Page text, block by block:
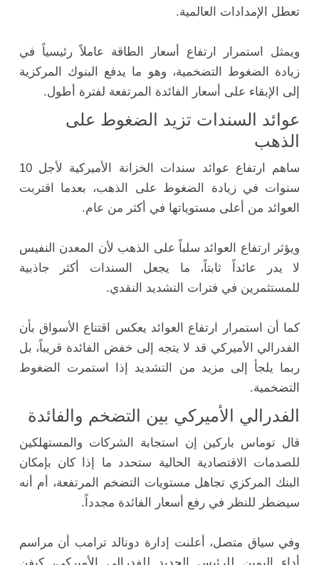
تعطل الإمدادات العالمية.
ويمثل استمرار ارتفاع أسعار الطاقة عاملاً رئيسياً في
زيادة الضغوط التضخمية، وهو ما يدفع البنوك المركزية
إلى الإبقاء على أسعار الفائدة المرتفعة لفترة أطول.
عوائد السندات تزيد الضغوط على
الذهب
ساهم ارتفاع عوائد سندات الخزانة الأميركية لأجل 10
سنوات في زيادة الضغوط على الذهب، بعدما اقتربت
العوائد من أعلى مستوياتها في أكثر من عام.
ويؤثر ارتفاع العوائد سلباً على الذهب لأن المعدن النفيس
لا يدر عائداً ثابتاً، ما يجعل السندات أكثر جاذبية
للمستثمرين في فترات التشديد النقدي.
كما أن استمرار ارتفاع العوائد يعكس اقتناع الأسواق بأن
الفدرالي الأميركي قد لا يتجه إلى خفض الفائدة قريباً، بل
ربما يلجأ إلى مزيد من التشديد إذا استمرت الضغوط
التضخمية.
الفدرالي الأميركي بين التضخم والفائدة
قال توماس باركين إن استجابة الشركات والمستهلكين
للصدمات الاقتصادية الحالية ستحدد ما إذا كان بإمكان
البنك المركزي تجاهل مستويات التضخم المرتفعة، أم أنه
سيضطر للنظر في رفع أسعار الفائدة مجدداً.
وفي سياق متصل، أعلنت إدارة دونالد ترامب أن مراسم